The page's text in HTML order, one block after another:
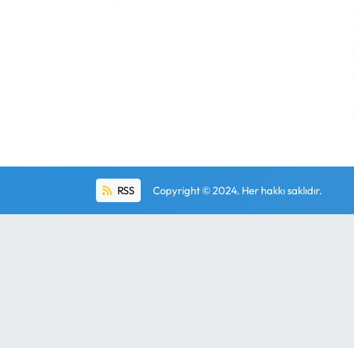
RSS Copyright © 2024. Her hakkı saklıdır.